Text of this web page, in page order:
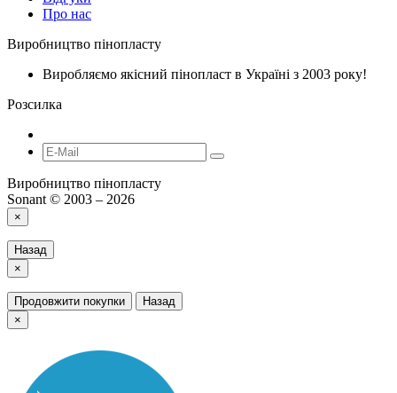
Про нас
Виробництво пінопласту
Виробляємо якісний пінопласт в Україні з 2003 року!
Розсилка
Виробництво пінопласту
Sonant © 2003 – 2026
×
Назад
×
Продовжити покупки
Назад
×